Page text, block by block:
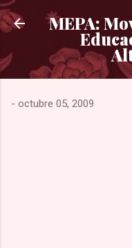
Ir al
MEPA:
- octubre 05, 2009